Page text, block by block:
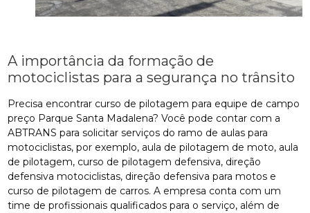
A importância da formação de
motociclistas para a segurança no trânsito
Precisa encontrar curso de pilotagem para equipe de campo
preço Parque Santa Madalena? Você pode contar com a
ABTRANS para solicitar serviços do ramo de aulas para
motociclistas, por exemplo, aula de pilotagem de moto, aula
de pilotagem, curso de pilotagem defensiva, direção
defensiva motociclistas, direção defensiva para motos e
curso de pilotagem de carros. A empresa conta com um
time de profissionais qualificados para o serviço, além de